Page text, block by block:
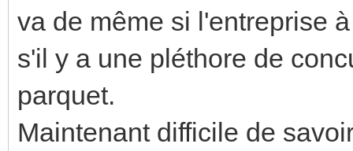
va de même si l'entreprise
s'il y a une pléthore de
parquet.
Maintenant difficile de